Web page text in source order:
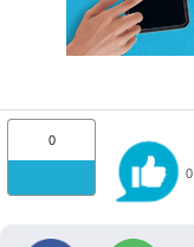
0
0